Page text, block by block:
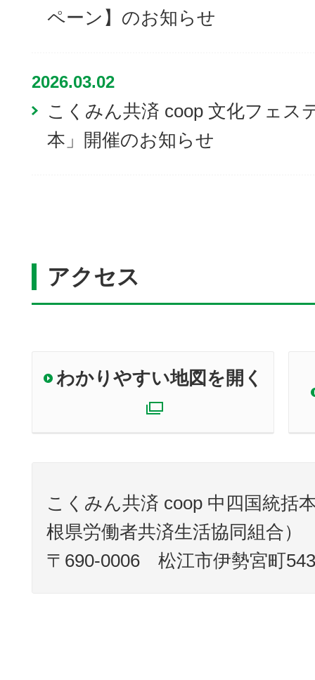
ペーン】のお知らせ
2026.03.02
こくみん共済 coop 文化フェ
本」開催のお知らせ
アクセス
わかりやすい地図を開く
こくみん共済 coop 中四国統括
根県労働者共済生活協同組合）
〒690-0006 松江市伊勢宮町